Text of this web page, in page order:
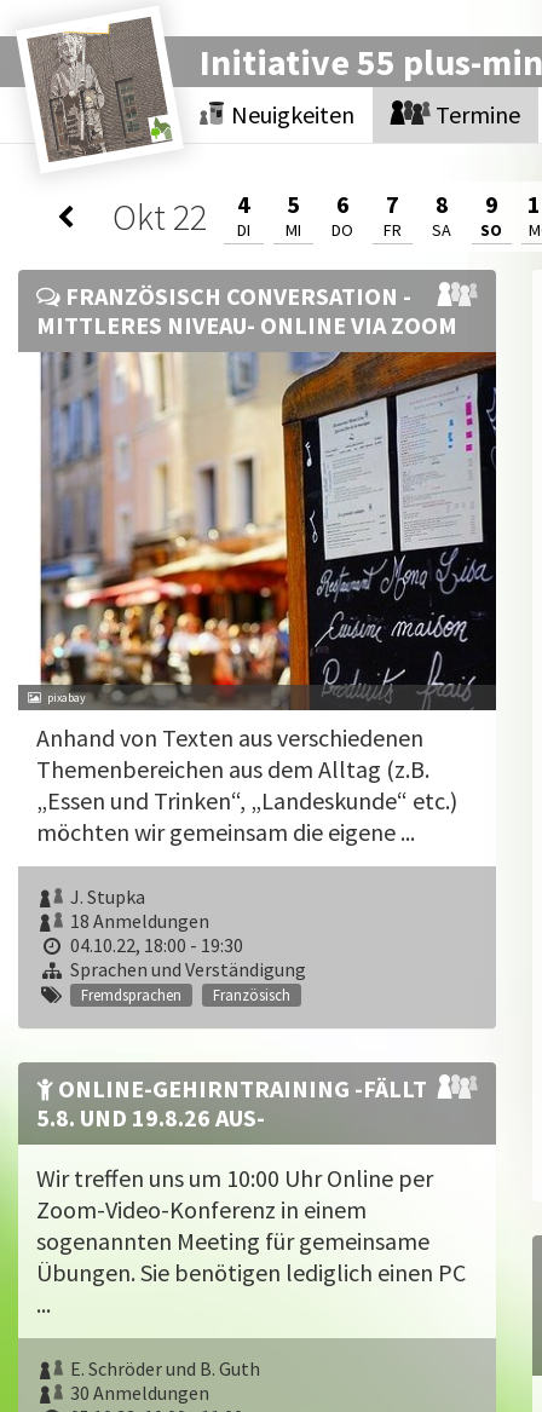
Initiative 55 plus-
Neuigkeiten Termine
Okt22 4
DI
5
MI
6
DO
7
FR
8
SA
9
SO
FRANZÖSISCH CONVERSATION -
MITTLERES NIVEAU- ONLINE VIA ZOOM
pixabay
Anhand von Texten aus verschiedenen
Themenbereichen aus dem Alltag (z.B.
„Essen und Trinken“, „Landeskunde“ etc.)
möchten wir gemeinsam die eigene ...
J. Stupka
18 Anmeldungen
04.10.22, 18:00 - 19:30
Sprachen und Verständigung
Fremdsprachen Französisch
ONLINE-GEHIRNTRAINING -FÄLLT
5.8. UND 19.8.26 AUS-
Wir treffen uns um 10:00 Uhr Online per
Zoom-Video-Konferenz in einem
sogenannten Meeting für gemeinsame
Übungen. Sie benötigen lediglich einen PC
...
E. Schröder und B. Guth
30 Anmeldungen